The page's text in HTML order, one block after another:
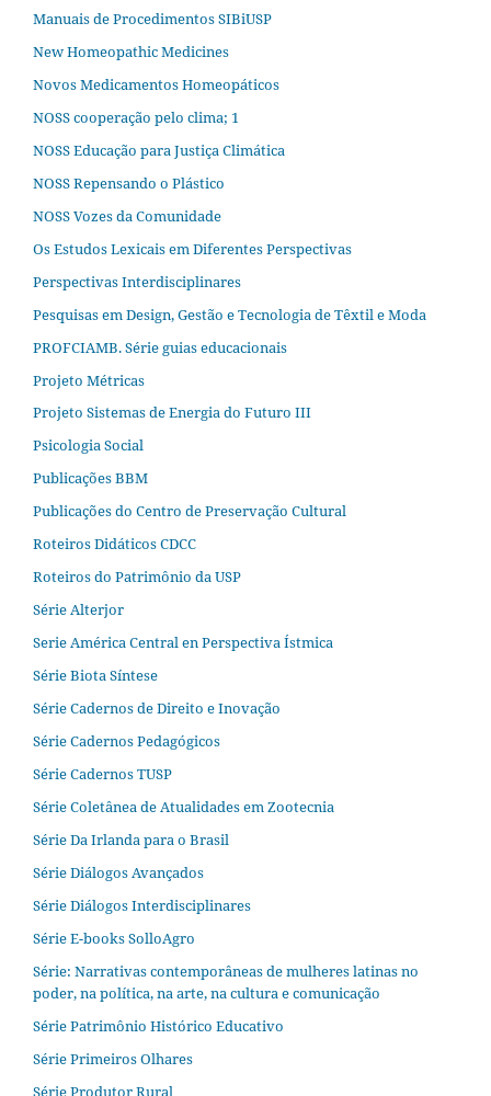
Manuais de Procedimentos SIBiUSP
New Homeopathic Medicines
Novos Medicamentos Homeopáticos
NOSS cooperação pelo clima; 1
NOSS Educação para Justiça Climática
NOSS Repensando o Plástico
NOSS Vozes da Comunidade
Os Estudos Lexicais em Diferentes Perspectivas
Perspectivas Interdisciplinares
Pesquisas em Design, Gestão e Tecnologia de Têxtil e Moda
PROFCIAMB. Série guias educacionais
Projeto Métricas
Projeto Sistemas de Energia do Futuro III
Psicologia Social
Publicações BBM
Publicações do Centro de Preservação Cultural
Roteiros Didáticos CDCC
Roteiros do Patrimônio da USP
Série Alterjor
Serie América Central en Perspectiva Ístmica
Série Biota Síntese
Série Cadernos de Direito e Inovação
Série Cadernos Pedagógicos
Série Cadernos TUSP
Série Coletânea de Atualidades em Zootecnia
Série Da Irlanda para o Brasil
Série Diálogos Avançados
Série Diálogos Interdisciplinares
Série E-books SolloAgro
Série: Narrativas contemporâneas de mulheres latinas no
poder, na política, na arte, na cultura e comunicação
Série Patrimônio Histórico Educativo
Série Primeiros Olhares
Série Produtor Rural